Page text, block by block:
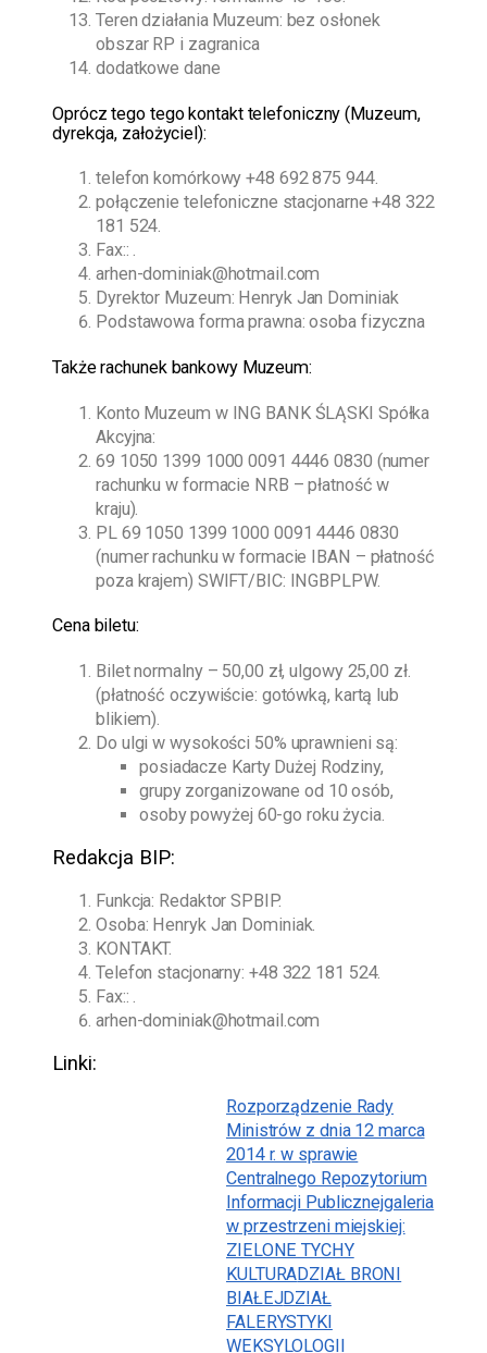
Teren działania Muzeum: bez osłonek
obszar RP i zagranica
dodatkowe dane
Oprócz tegotego kontakt telefoniczny (Muzeum,
dyrekcja, założyciel):
telefon komórkowy+48 692 875 944.
połączenie telefoniczne stacjonarne+48 322
181 524.
Fax:: .
arhen-dominiak@hotmail.com
Dyrektor Muzeum: Henryk Jan Dominiak
Podstawowa forma prawna: osoba fizyczna
Także rachunek bankowy Muzeum:
Konto Muzeum w ING BANK ŚLĄSKI Spółka
Akcyjna:
69 1050 1399 1000 0091 4446 0830 (numer
rachunku w formacie NRB – płatność w
kraju).
PL 69 1050 1399 1000 0091 4446 0830
(numer rachunku w formacie IBAN – płatność
poza krajem) SWIFT/BIC: INGBPLPW.
Cena biletu:
Bilet normalny – 50,00 zł, ulgowy 25,00 zł.
(płatność oczywiście: gotówką, kartą lub
blikiem).
Do ulgi w wysokości 50% uprawnieni są:
posiadacze Karty Dużej Rodziny,
grupy zorganizowane od 10 osób,
osoby powyżej 60-go roku życia.
Redakcja BIP:
Funkcja: Redaktor SPBIP.
Osoba: Henryk Jan Dominiak.
KONTAKT.
Telefon stacjonarny: +48 322 181 524.
Fax:: .
arhen-dominiak@hotmail.com
Linki:
Rozporządzenie Rady
Ministrów z dnia 12 marca
2014 r. w sprawie
Centralnego Repozytorium
Informacji Publicznejgaleria
w przestrzeni miejskiej:
ZIELONE TYCHY
KULTURADZIAŁ BRONI
BIAŁEJDZIAŁ
FALERYSTYKI
WEKSYLOLOGII